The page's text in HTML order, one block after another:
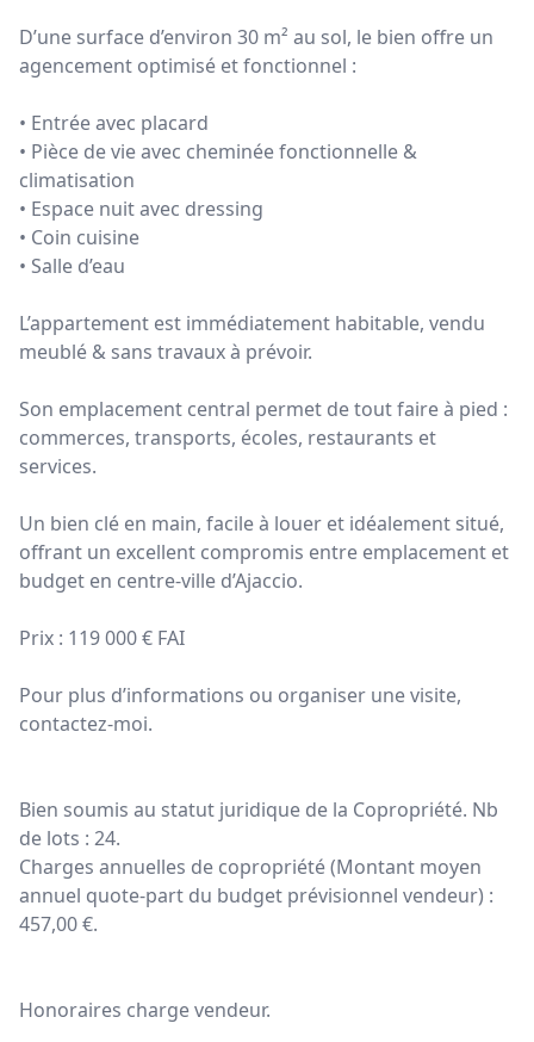
D’une surface d’environ 30 m² au sol, le bien offre un
agencement optimisé et fonctionnel :
• Entrée avec placard
• Pièce de vie avec cheminée fonctionnelle &
climatisation
• Espace nuit avec dressing
• Coin cuisine
• Salle d’eau
L’appartement est immédiatement habitable, vendu
meublé & sans travaux à prévoir.
Son emplacement central permet de tout faire à pied :
commerces, transports, écoles, restaurants et
services.
Un bien clé en main, facile à louer et idéalement situé,
offrant un excellent compromis entre emplacement et
budget en centre-ville d’Ajaccio.
Prix : 119 000 € FAI
Pour plus d’informations ou organiser une visite,
contactez-moi.
Bien soumis au statut juridique de la Copropriété. Nb
de lots : 24.
Charges annuelles de copropriété (Montant moyen
annuel quote-part du budget prévisionnel vendeur) :
457,00 €.
Honoraires charge vendeur.